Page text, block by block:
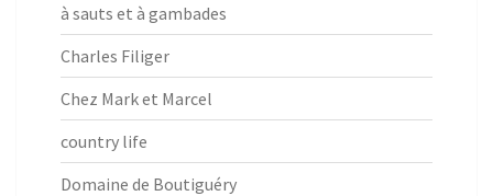
à sauts et à gambades
Charles Filiger
Chez Mark et Marcel
country life
Domaine de Boutiguéry